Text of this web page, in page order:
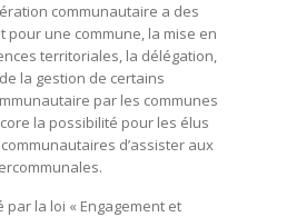
communautaire a des
pour une commune, la mise en
territoriales, la délégation,
la gestion de certains
par les communes
la possibilité pour les élus
d’assister aux
par la loi « Engagement et